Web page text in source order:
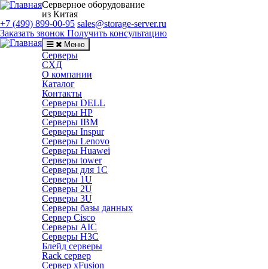
Серверное оборудование
из Китая
+7 (499) 899-00-95 sales@storage-server.ru
Заказать звонок Получить консультацию
Меню
Серверы
СХД
О компании
Каталог
Контакты
Серверы DELL
Серверы HP
Серверы IBM
Серверы Inspur
Серверы Lenovo
Серверы Huawei
Серверы tower
Серверы для 1C
Серверы 1U
Серверы 2U
Серверы 3U
Серверы базы данных
Сервер Cisco
Серверы AIC
Серверы H3C
Блейд серверы
Rack сервер
Сервер xFusion